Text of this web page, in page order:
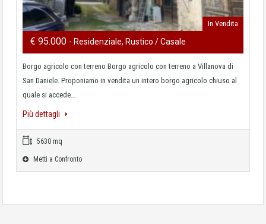
In Vendita
€ 95.000 - Residenziale, Rustico / Casale
Borgo agricolo con terreno Borgo agricolo con terreno a Villanova di
San Daniele. Proponiamo in vendita un intero borgo agricolo chiuso al
quale si accede…
Più dettagli
5630 mq
Metti a Confronto